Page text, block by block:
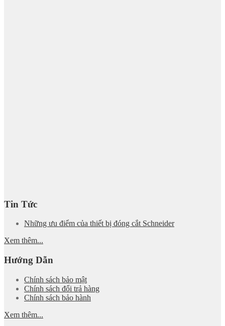
Tin Tức
Những ưu điểm của thiết bị đóng cắt Schneider
Xem thêm...
Hướng Dẫn
Chính sách bảo mật
Chính sách đổi trả hàng
Chính sách bảo hành
Xem thêm...